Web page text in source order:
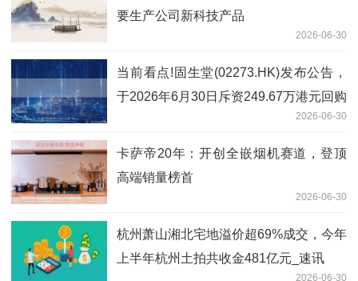
要生产公司新科技产品
2026-06-30
当前看点!固生堂(02273.HK)发布公告，
于2026年6月30日斥资249.67万港元回购
2026-06-30
卡萨帝20年：开创全嵌烟机赛道，登顶
高端销量榜首
2026-06-30
杭州萧山湘北宅地溢价超69%成交，今年
上半年杭州土拍共收金481亿元_速讯
2026-06-30